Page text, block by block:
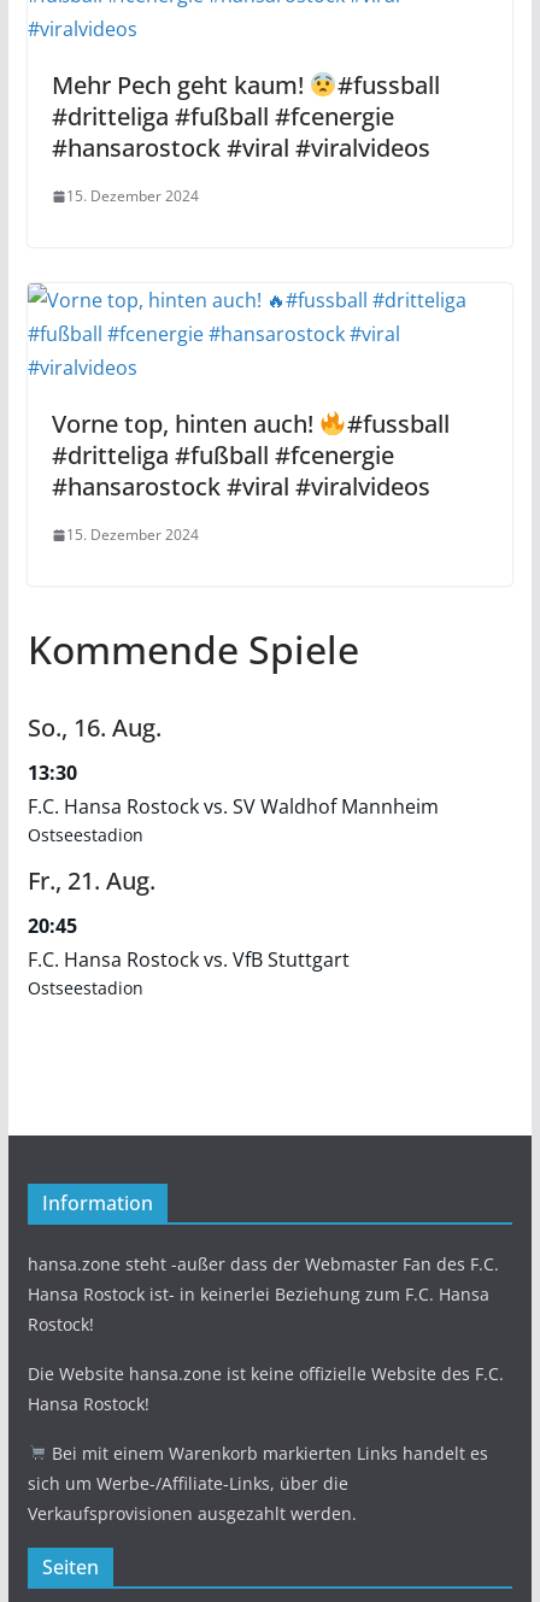
Mehr Pech geht kaum!
#fussball
#dritteliga #fußball #fcenergie
#hansarostock #viral #viralvideos
15. Dezember 2024
Vorne top, hinten auch!
#fussball
#dritteliga #fußball #fcenergie
#hansarostock #viral #viralvideos
15. Dezember 2024
Kommende Spiele
So., 16. Aug.
13:30
F.C. Hansa Rostock vs. SV Waldhof Mannheim
Ostseestadion
Fr., 21. Aug.
20:45
F.C. Hansa Rostock vs. VfB Stuttgart
Ostseestadion
Information
hansa.zone steht -außer dass der Webmaster Fan des F.C.
Hansa Rostock ist- in keinerlei Beziehung zum F.C. Hansa
Rostock!
Die Website hansa.zone ist keine offizielle Website des F.C.
Hansa Rostock!
Bei mit einem Warenkorb markierten Links handelt es
sich um Werbe-/Affiliate-Links, über die
Verkaufsprovisionen ausgezahlt werden.
Seiten